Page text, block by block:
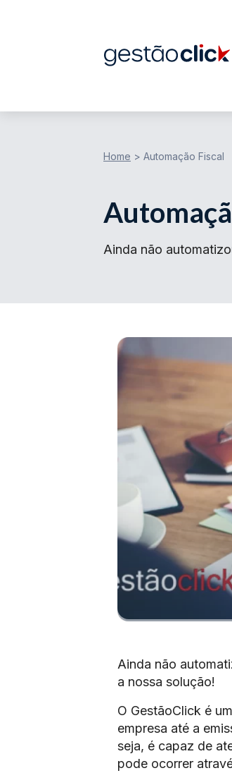
Home > Automação Fiscal
Ainda não
Ainda não
a nossa solução!
O GestãoClick é um
empresa até a
seja, é capaz de
pode ocorrer